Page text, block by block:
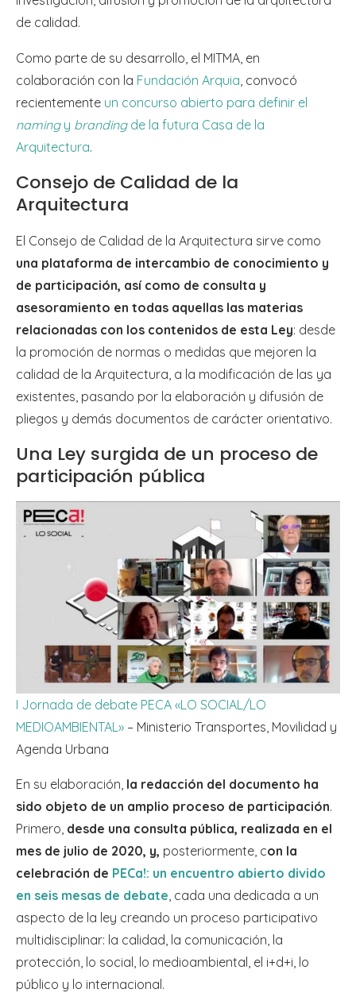
de calidad.
Como parte de su desarrollo, el MITMA, en
colaboración con la Fundación Arquia , convocó
recientemente un concurso abierto para definir el
naming y branding de la futura Casa de la
Arquitectura.
Consejo de Calidad de la
Arquitectura
El Consejo de Calidad de la Arquitectura sirve como
una plataforma de intercambio de conocimiento y
de participación, así como de consulta y
asesoramiento en todas aquellas las materias
relacionadas con los contenidos de esta Ley: desde
la promoción de normas o medidas que mejoren la
calidad de la Arquitectura, a la modificación de las ya
existentes, pasando por la elaboración y difusión de
pliegos y demás documentos de carácter orientativo.
Una Ley surgida de un proceso de
participación pública
I Jornada de debate PECA «LO SOCIAL/LO
MEDIOAMBIENTAL» – Ministerio Transportes, Movilidad y
Agenda Urbana
En su elaboración, la redacción del documento ha
sido objeto de un amplio proceso de participación.
Primero, desde una consulta pública, realizada en el
mes de julio de 2020, y, posteriormente, con la
celebración de PECa!: un encuentro abierto divido
en seis mesas de debate , cada una dedicada a un
aspecto de la ley creando un proceso participativo
multidisciplinar: la calidad, la comunicación, la
protección, lo social, lo medioambiental, el i+d+i, lo
público y lo internacional.